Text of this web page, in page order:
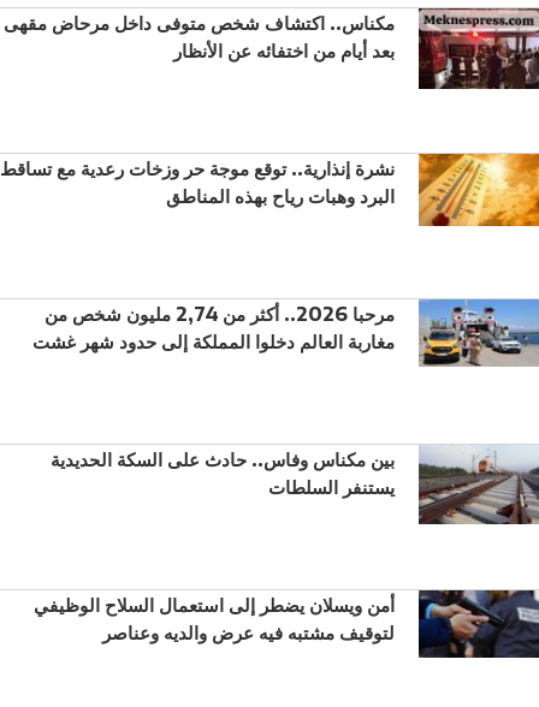
مكناس.. اكتشاف شخص متوفى داخل مرحاض مقهى
بعد أيام من اختفائه عن الأنظار
نشرة إنذارية.. توقع موجة حر وزخات رعدية مع تساقط
البرد وهبات رياح بهذه المناطق
مرحبا 2026.. أكثر من 2,74 مليون شخص من
مغاربة العالم دخلوا المملكة إلى حدود شهر غشت
بين مكناس وفاس.. حادث على السكة الحديدية
يستنفر السلطات
أمن ويسلان يضطر إلى استعمال السلاح الوظيفي
لتوقيف مشتبه فيه عرض والديه وعناصر